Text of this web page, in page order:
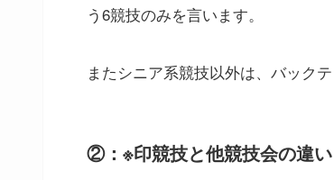
う6競技のみを言います。
またシニア系競技以外は、バック
②：※印競技と他競技会の違い